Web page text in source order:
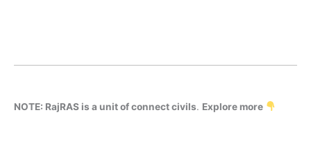
NOTE: RajRAS is a unit of connect civils. Explore more